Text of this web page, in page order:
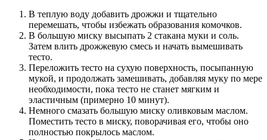
В теплую воду добавить дрожжи и тщательно
перемешать, чтобы избежать образования комочков.
В большую миску высыпать 2 стакана муки и соль.
Затем влить дрожжевую смесь и начать вымешивать
тесто.
Переложить тесто на сухую поверхность, посыпанную
мукой, и продолжать замешивать, добавляя муку по мере
необходимости, пока тесто не станет мягким и
эластичным (примерно 10 минут).
Немного смазать большую миску оливковым маслом.
Поместить тесто в миску, поворачивая его, чтобы оно
полностью покрылось маслом.